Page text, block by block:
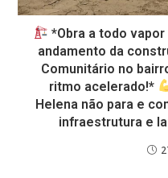
*Obra a todo
andamento da
Comunitário no
ritmo acelerado!*
Helena não para e
infraestrutura e